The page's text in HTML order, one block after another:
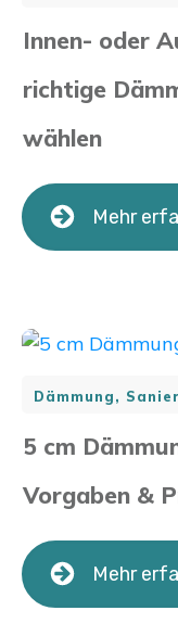
Innen- oder
richtige
wählen
Mehr
Dämmung,
5 cm
Vorgaben &
Mehr